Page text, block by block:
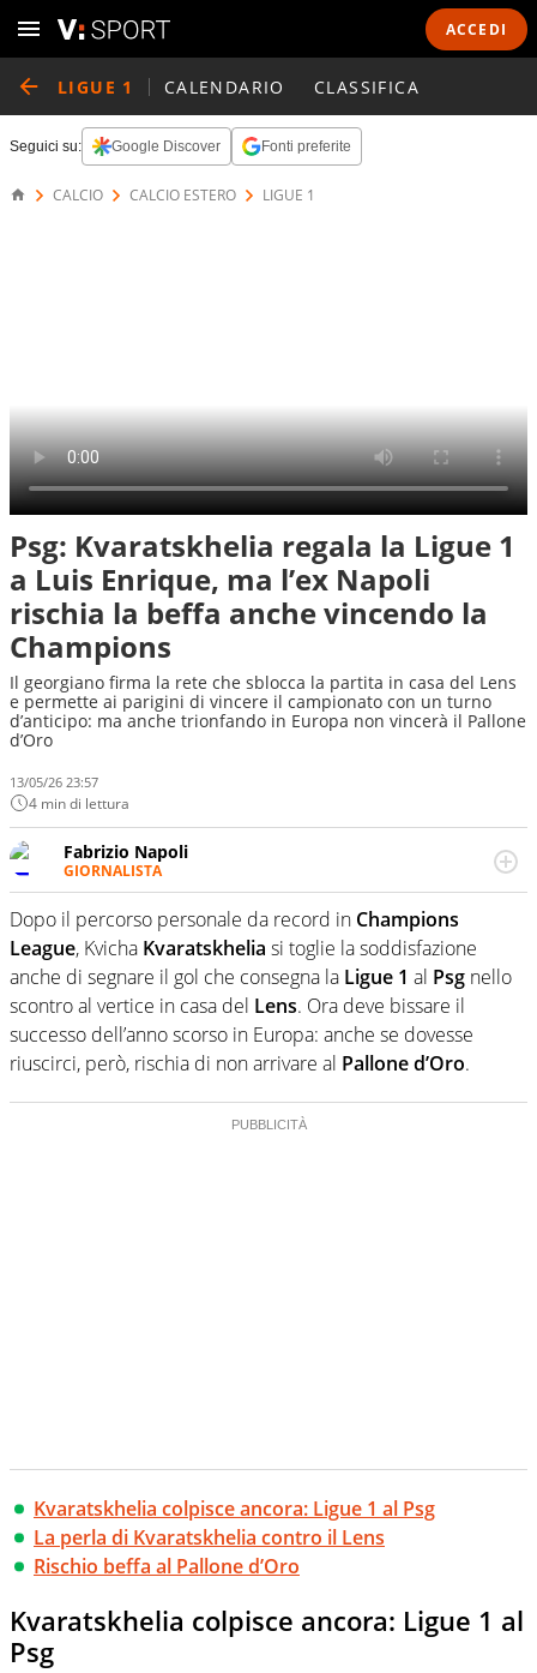
ACCEDI
LIGUE 1 CALENDARIO CLASSIFICA
Seguici su: Google Discover Fonti preferite
CALCIO CALCIO ESTERO LIGUE 1
Psg: Kvaratskhelia regala la Ligue 1
a Luis Enrique, ma l’ex Napoli
rischia la beffa anche vincendo la
Champions
Il georgiano firma la rete che sblocca la partita in casa del Lens
e permette ai parigini di vincere il campionato con un turno
d’anticipo: ma anche trionfando in Europa non vincerà il Pallone
d’Oro
13/05/26 23:57
4 min di lettura
Fabrizio Napoli
GIORNALISTA
Giornalista professionista, per Virgilio Sport segue anche
il calcio ma è con la pallanuoto che esalta competenze e
passioni. Cura la comunicazione di HaBaWaBa, il più
grande festival di waterpolo per bambini al mondo
Dopo il percorso personale da record in Champions
League, Kvicha Kvaratskhelia si toglie la soddisfazione
anche di segnare il gol che consegna la Ligue 1 al Psg nello
scontro al vertice in casa del Lens. Ora deve bissare il
successo dell’anno scorso in Europa: anche se dovesse
riuscirci, però, rischia di non arrivare al Pallone d’Oro.
Kvaratskhelia colpisce ancora: Ligue 1 al Psg
La perla di Kvaratskhelia contro il Lens
Rischio beffa al Pallone d’Oro
Kvaratskhelia colpisce ancora: Ligue 1 al
Psg